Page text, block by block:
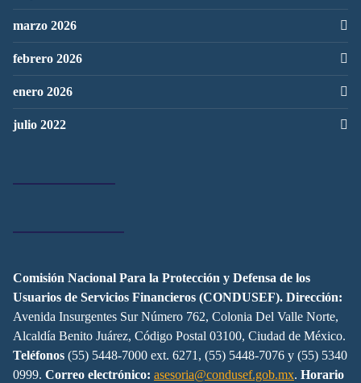
marzo 2026
febrero 2026
enero 2026
julio 2022
Comisión Nacional Para la Protección y Defensa de los
Usuarios de Servicios Financieros (CONDUSEF). Dirección:
Avenida Insurgentes Sur Número 762, Colonia Del Valle Norte,
Alcaldía Benito Juárez, Código Postal 03100, Ciudad de México.
Teléfonos (55) 5448-7000 ext. 6271, (55) 5448-7076 y (55) 5340
0999. Correo electrónico: asesoria@condusef.gob.mx. Horario